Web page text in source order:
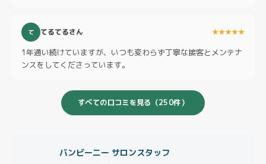
て てるてるさん ★★★★★
1年通い続けていますが、いつも変わらず丁寧な接客とメンテナ
ンスをしてくださっています。
すべての口コミを見る（250件）
バンビーニー サロンスタッフ